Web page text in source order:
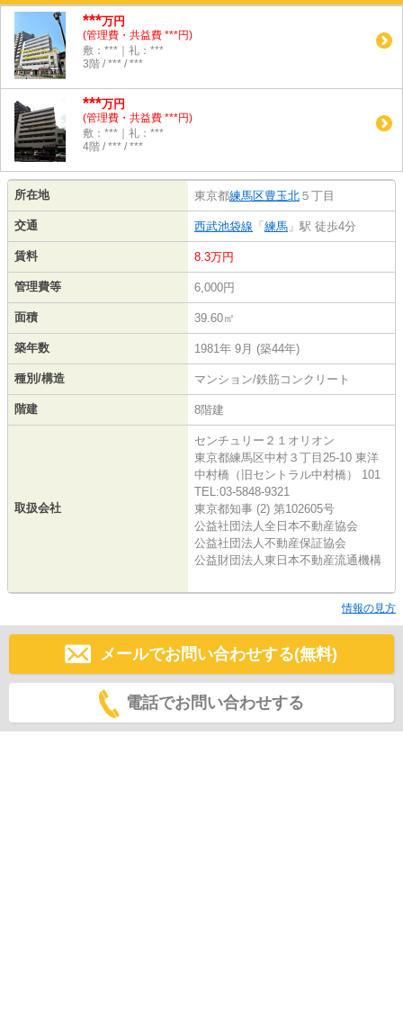
***万円
(管理費・共益費 ***円)
敷：***｜礼：***
3階 / *** / ***
***万円
(管理費・共益費 ***円)
敷：***｜礼：***
4階 / *** / ***
所在地 東京都練馬区豊玉北 ５丁目
交通 西武池袋線 「 練馬 」駅 徒歩4分
賃料 8.3万円
管理費等 6,000円
面積 39.60㎡
築年数 1981年 9月 (築44年)
種別/構造 マンション/鉄筋コンクリート
階建 8階建
取扱会社
センチュリー２１オリオン
東京都練馬区中村３丁目25-10 東洋
中村橋（旧セントラル中村橋） 101
TEL:03-5848-9321
東京都知事 (2) 第102605号
公益社団法人全日本不動産協会
公益社団法人不動産保証協会
公益財団法人東日本不動産流通機構
情報の見方
メールでお問い合わせする(無料)
電話でお問い合わせする